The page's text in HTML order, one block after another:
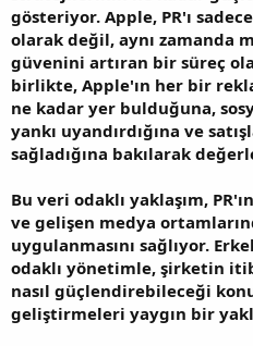
gösteriyor. Apple, PR'ı
olarak değil, aynı zamanda
güvenini artıran bir süreç
birlikte, Apple'ın her bir
ne kadar yer bulduğuna,
yankı uyandırdığına ve
sağladığına bakılarak
Bu veri odaklı yaklaşım,
ve gelişen medya
uygulanmasını sağlıyor.
odaklı yönetimle, şirketin
nasıl güçlendirebileceği
geliştirmeleri yaygın bir